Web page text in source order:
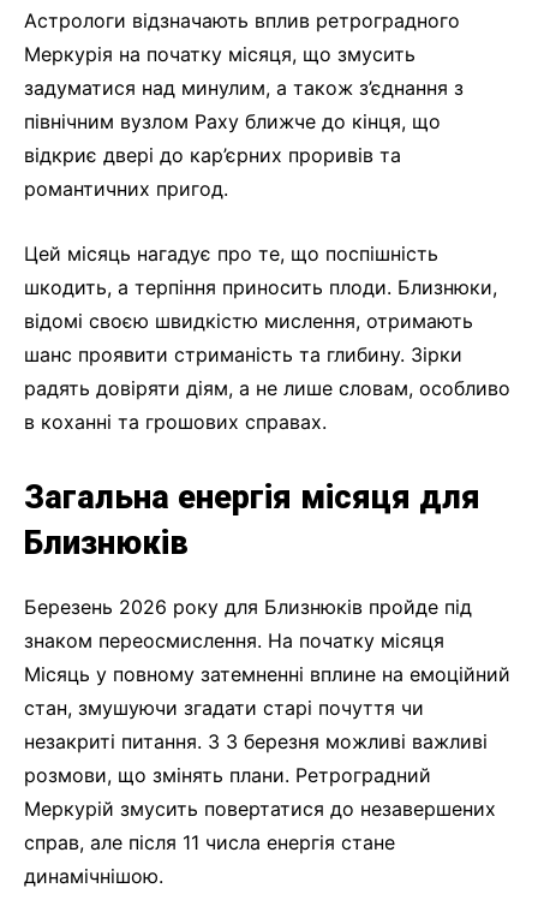
Астрологи відзначають вплив ретроградного
Меркурія на початку місяця, що змусить
задуматися над минулим, а також з’єднання з
північним вузлом Раху ближче до кінця, що
відкриє двері до кар’єрних проривів та
романтичних пригод.
Цей місяць нагадує про те, що поспішність
шкодить, а терпіння приносить плоди. Близнюки,
відомі своєю швидкістю мислення, отримають
шанс проявити стриманість та глибину. Зірки
радять довіряти діям, а не лише словам, особливо
в коханні та грошових справах.
Загальна енергія місяця для
Близнюків
Березень 2026 року для Близнюків пройде під
знаком переосмислення. На початку місяця
Місяць у повному затемненні вплине на емоційний
стан, змушуючи згадати старі почуття чи
незакриті питання. З 3 березня можливі важливі
розмови, що змінять плани. Ретроградний
Меркурій змусить повертатися до незавершених
справ, але після 11 числа енергія стане
динамічнішою.